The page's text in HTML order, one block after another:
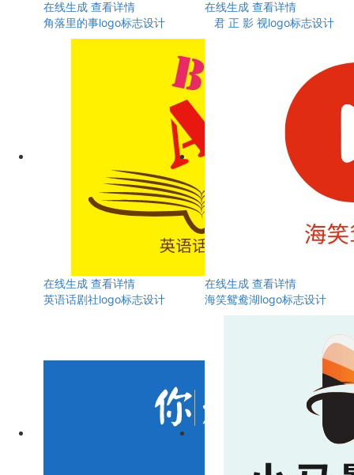
在线生成 查看详情
角落里的事logo标志设计
在线生成 查看详情
君 正 影 视logo标志设计
在线生成 查看详情
英语话剧社logo标志设计
在线生成 查看详情
海笑鸳鸯湖logo标志设计